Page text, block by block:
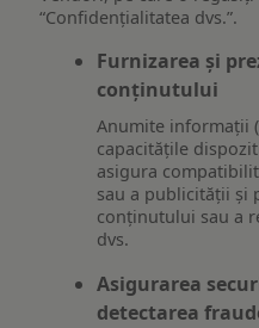
“Confidențialitatea dvs.”.
Furnizarea și
conținutului
Anumite informații
capacitățile
asigura
sau a publicității și
conținutului sau a
dvs.
Asigurarea
detectarea